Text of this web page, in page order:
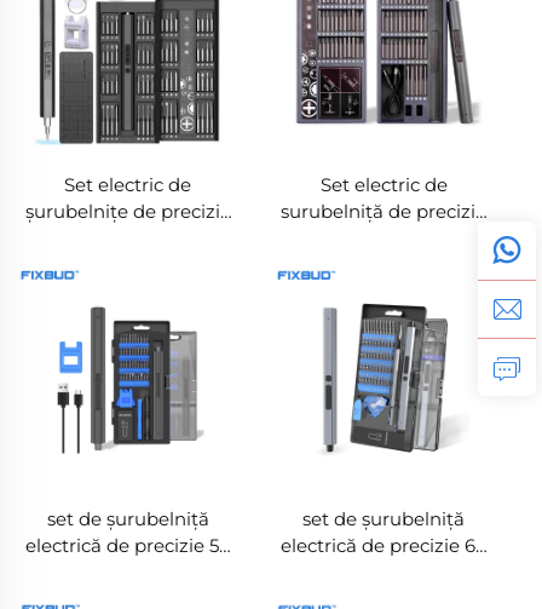
Set electric de
șurubelnițe de precizie
pentru reparații de
Set electric de
surubelniță de precizie
unelte pentru reparații
set de șurubelniță
electrică de precizie 50
set de șurubelniță
electrică de precizie 62